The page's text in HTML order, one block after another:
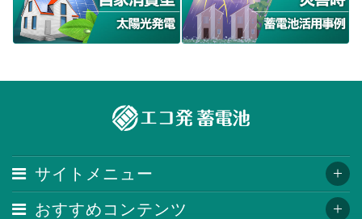
サイトメニュー
おすすめコンテンツ